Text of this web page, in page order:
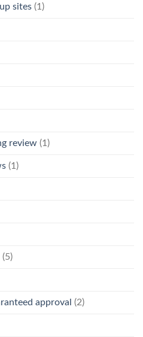
sites (1)
review (1)
(1)
(5)
approval (2)